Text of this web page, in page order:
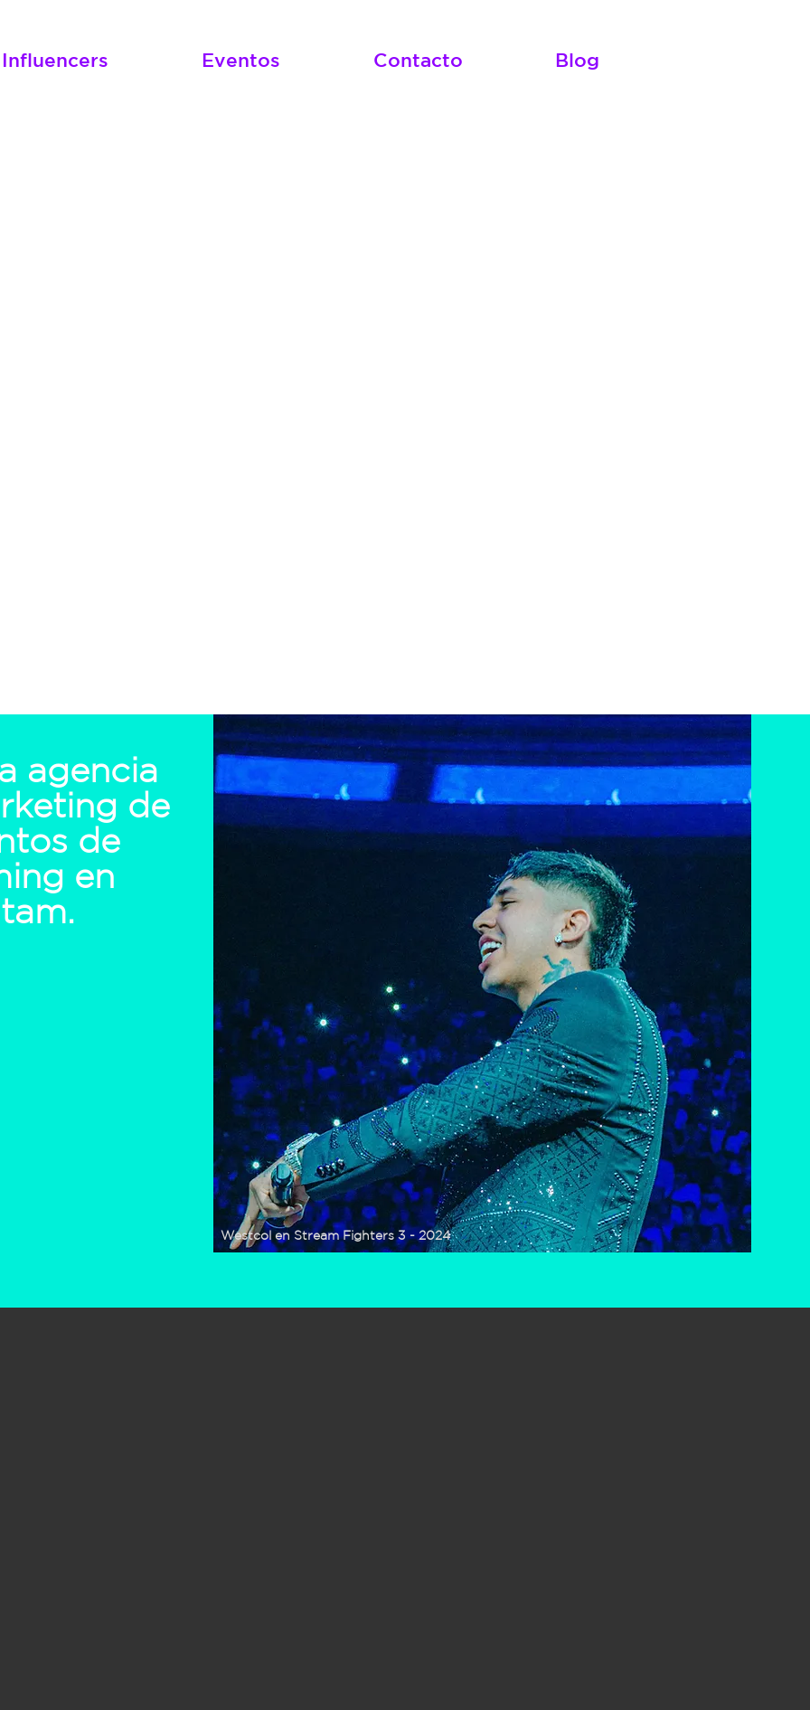
Influencers Eventos Contacto Blog
agencia
de
de
en
Westcol en Stream Fighters 3 - 2024